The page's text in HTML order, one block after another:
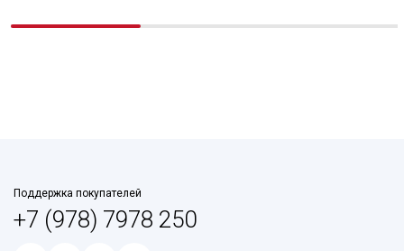
Поддержка покупателей
+7 (978) 7978 250